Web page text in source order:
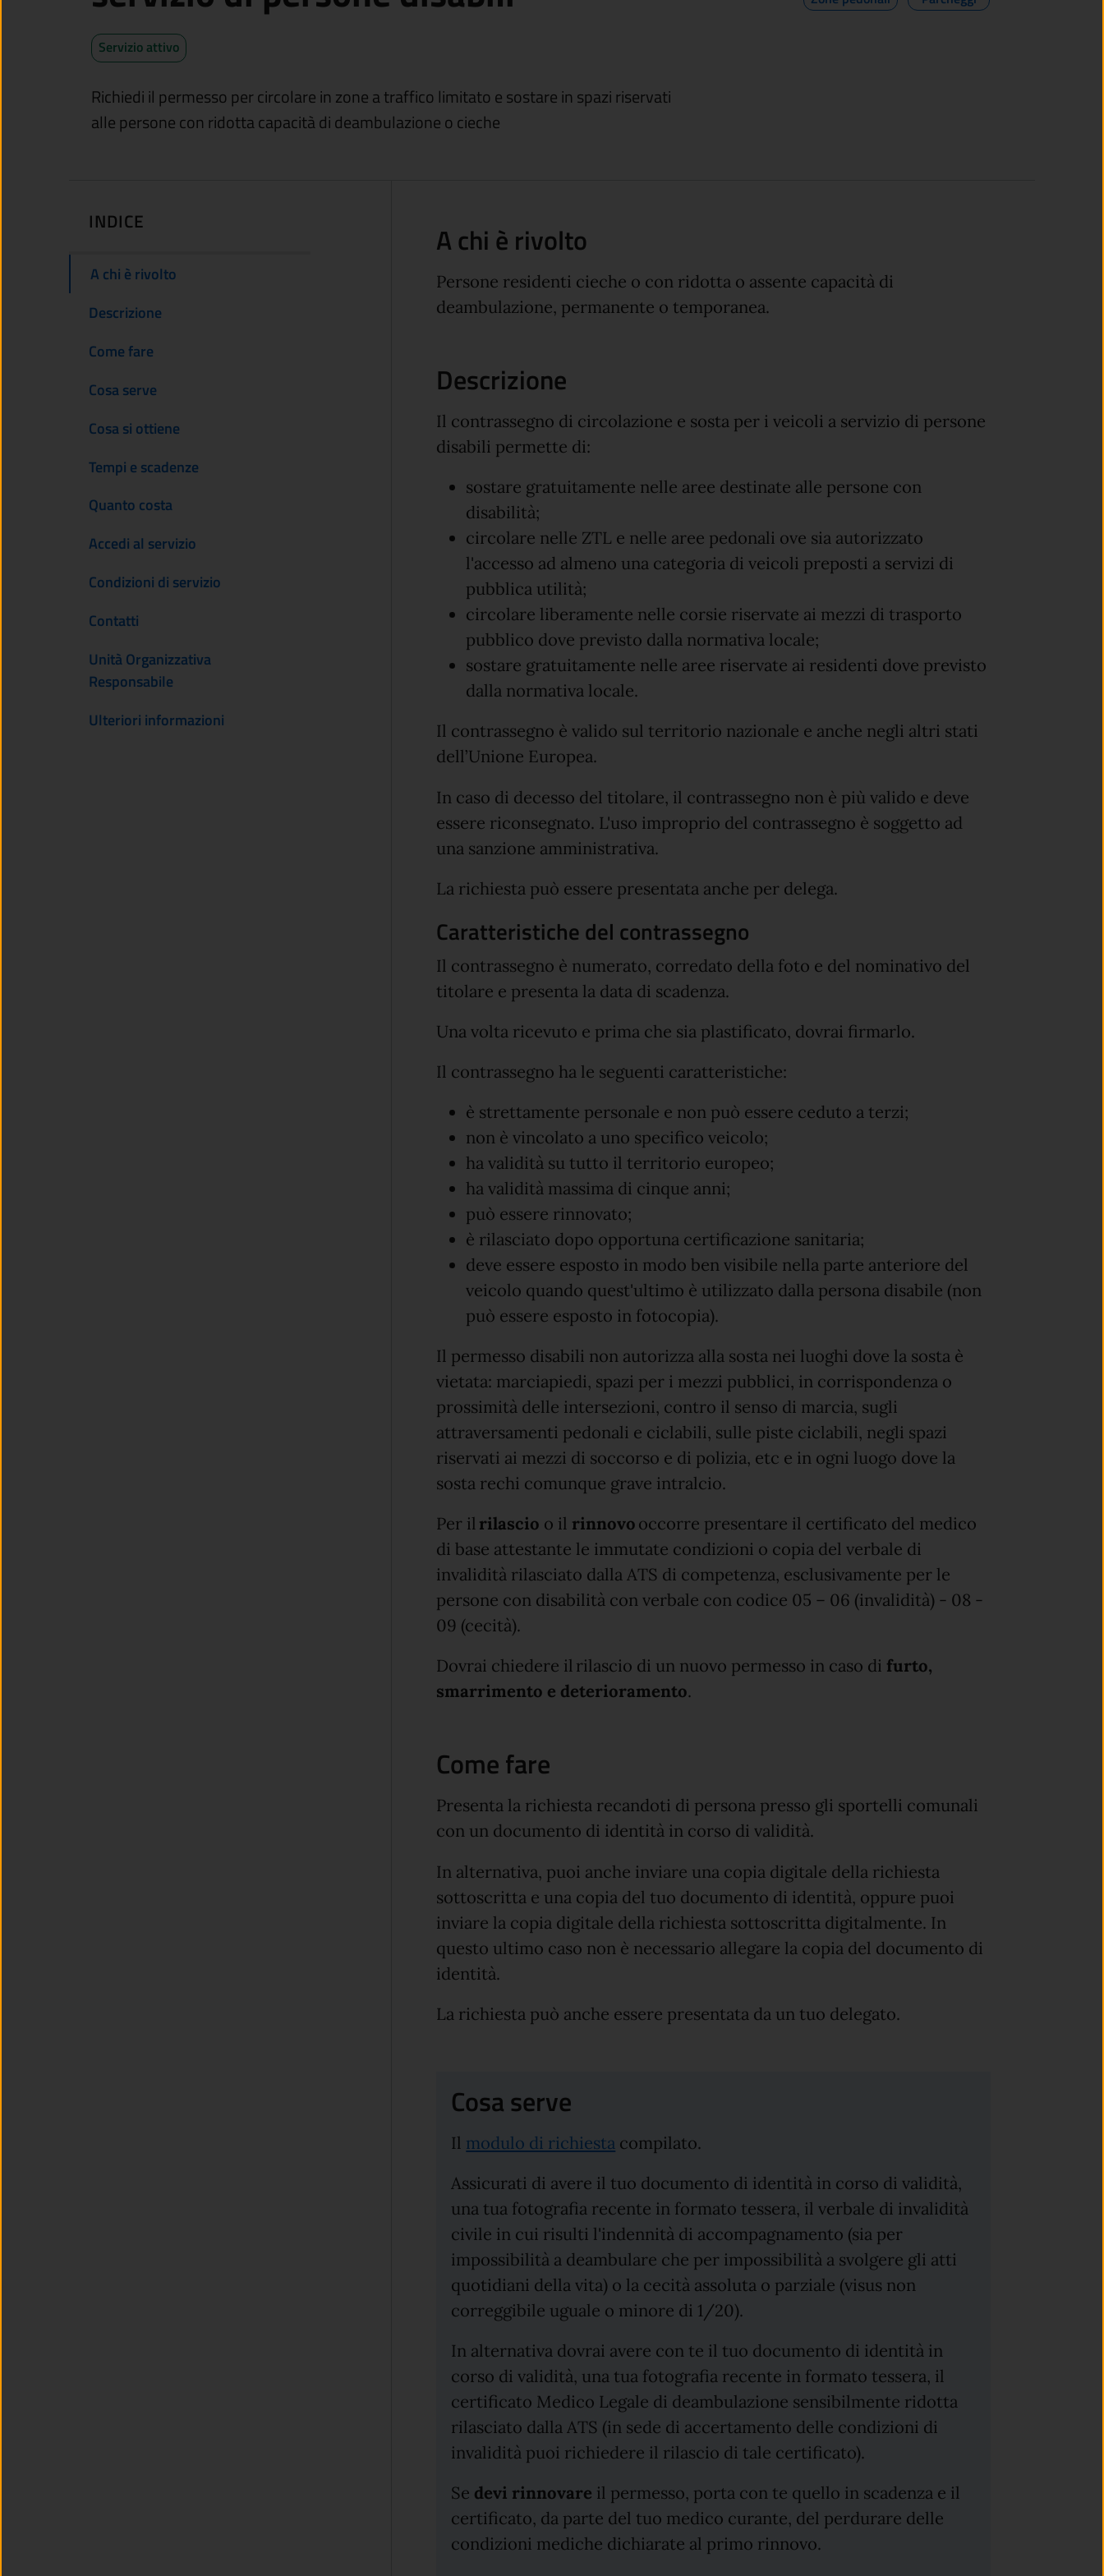
Servizio attivo
Richiedi il permesso per circolare in zone a traffico limitato e sostare in spazi riservati
alle persone con ridotta capacità di deambulazione o cieche
INDICE
A chi è rivolto
Descrizione
Come fare
Cosa serve
Cosa si ottiene
Tempi e scadenze
Quanto costa
Accedi al servizio
Condizioni di servizio
Contatti
Unità Organizzativa
Responsabile
Ulteriori informazioni
A chi è rivolto
Persone residenti cieche o con ridotta o assente capacità di
deambulazione, permanente o temporanea.
Descrizione
Il contrassegno di circolazione e sosta per i veicoli a servizio di persone
disabili permette di:
sostare gratuitamente nelle aree destinate alle persone con
disabilità;
circolare nelle ZTL e nelle aree pedonali ove sia autorizzato
l'accesso ad almeno una categoria di veicoli preposti a servizi di
pubblica utilità;
circolare liberamente nelle corsie riservate ai mezzi di trasporto
pubblico dove previsto dalla normativa locale;
sostare gratuitamente nelle aree riservate ai residenti dove previsto
dalla normativa locale.
Il contrassegno è valido sul territorio nazionale e anche negli altri stati
dell’Unione Europea.
In caso di decesso del titolare, il contrassegno non è più valido e deve
essere riconsegnato. L'uso improprio del contrassegno è soggetto ad
una sanzione amministrativa.
La richiesta può essere presentata anche per delega.
Caratteristiche del contrassegno
Il contrassegno è numerato, corredato della foto e del nominativo del
titolare e presenta la data di scadenza.
Una volta ricevuto e prima che sia plastificato, dovrai firmarlo.
Il contrassegno ha le seguenti caratteristiche:
è strettamente personale e non può essere ceduto a terzi;
non è vincolato a uno specifico veicolo;
ha validità su tutto il territorio europeo;
ha validità massima di cinque anni;
può essere rinnovato;
è rilasciato dopo opportuna certificazione sanitaria;
deve essere esposto in modo ben visibile nella parte anteriore del
veicolo quando quest'ultimo è utilizzato dalla persona disabile (non
può essere esposto in fotocopia).
Il permesso disabili non autorizza alla sosta nei luoghi dove la sosta è
vietata: marciapiedi, spazi per i mezzi pubblici, in corrispondenza o
prossimità delle intersezioni, contro il senso di marcia, sugli
attraversamenti pedonali e ciclabili, sulle piste ciclabili, negli spazi
riservati ai mezzi di soccorso e di polizia, etc e in ogni luogo dove la
sosta rechi comunque grave intralcio.
Per ilrilascio o il rinnovooccorre presentare il certificato del medico
di base attestante le immutate condizioni o copia del verbale di
invalidità rilasciato dalla ATS di competenza, esclusivamente per le
persone con disabilità con verbale con codice 05 – 06 (invalidità) - 08 -
09 (cecità).
Dovrai chiedere il rilascio di un nuovo permesso in caso di furto,
smarrimento e deterioramento.
Come fare
Presenta la richiesta recandoti di persona presso gli sportelli comunali
con un documento di identità in corso di validità.
In alternativa, puoi anche inviare una copia digitale della richiesta
sottoscritta e una copia del tuo documento di identità, oppure puoi
inviare la copia digitale della richiesta sottoscritta digitalmente. In
questo ultimo caso non è necessario allegare la copia del documento di
identità.
La richiesta può anche essere presentata da un tuo delegato.
Cosa serve
Il modulo di richiesta compilato.
Assicurati di avere il tuo documento di identità in corso di validità,
una tua fotografia recente in formato tessera, il verbale di invalidità
civile in cui risulti l'indennità di accompagnamento (sia per
impossibilità a deambulare che per impossibilità a svolgere gli atti
quotidiani della vita) o la cecità assoluta o parziale (visus non
correggibile uguale o minore di 1/20).
In alternativa dovrai avere con te il tuo documento di identità in
corso di validità, una tua fotografia recente in formato tessera, il
certificato Medico Legale di deambulazione sensibilmente ridotta
rilasciato dalla ATS (in sede di accertamento delle condizioni di
invalidità puoi richiedere il rilascio di tale certificato).
Se devi rinnovare il permesso, porta con te quello in scadenza e il
certificato, da parte del tuo medico curante, del perdurare delle
condizioni mediche dichiarate al primo rinnovo.